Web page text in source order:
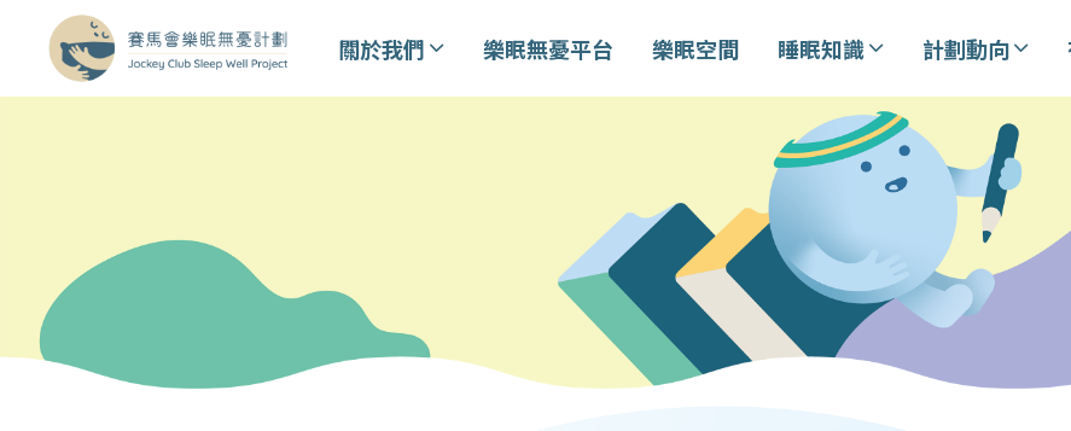
關於我們 樂眠無憂平台 樂眠空間 睡眠知識 計劃動向